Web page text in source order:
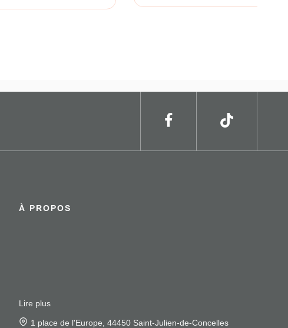
À PROPOS
Lire plus
1 rue Guillet, 44850 Saint-Mars-du-Désert